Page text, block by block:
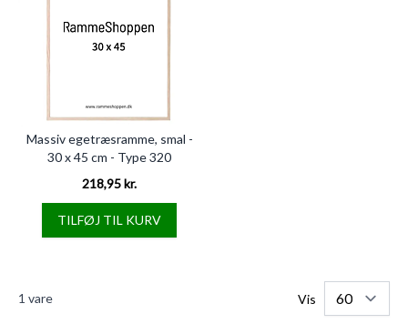
Massiv egetræsramme, smal -
30 x 45 cm - Type 320
218,95 kr.
TILFØJ TIL KURV
1 vare Vis